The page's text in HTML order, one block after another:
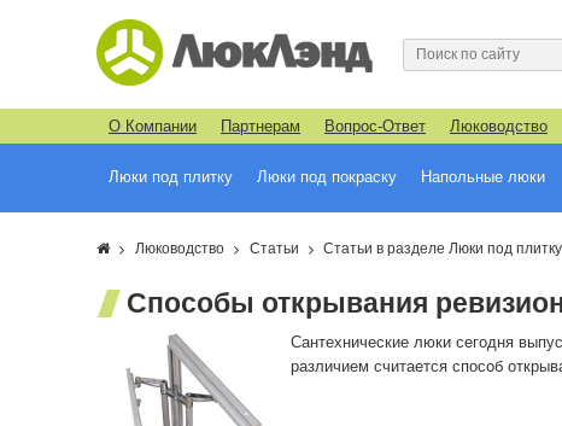
О Компании Партнерам Вопрос-Ответ Люководство
Люки под плитку Люки под покраску Напольные люки
Люководство Статьи Статьи в разделе Люки под плитку
Способы открывания
Сантехнические люки сегодня
различием считается способ